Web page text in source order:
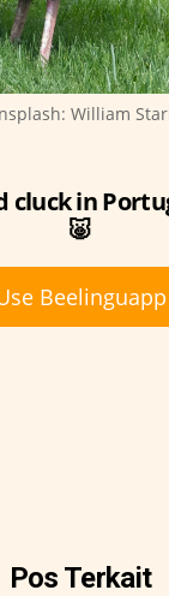
William
cluck in
🐷
Beelinguapp
Pos Terkait